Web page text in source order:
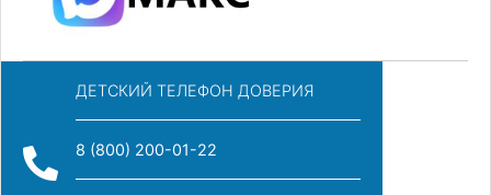
ДЕТСКИЙ ТЕЛЕФОН ДОВЕРИЯ
8 (800) 200-01-22